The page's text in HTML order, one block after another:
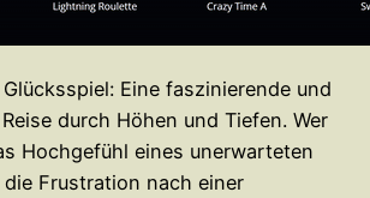
Eine faszinierende und
durch Höhen und Tiefen. Wer
Hochgefühl eines unerwarteten
Frustration nach einer